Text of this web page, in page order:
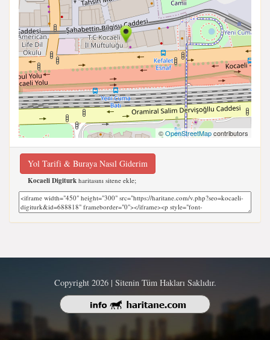
©OpenStreetMapcontributors
Yol Tarifi & Buraya Nasıl Giderim
Kocaeli Digiturk haritasını sitene ekle;
Copyright 2026 | Sitenin Tüm Hakları Saklıdır.